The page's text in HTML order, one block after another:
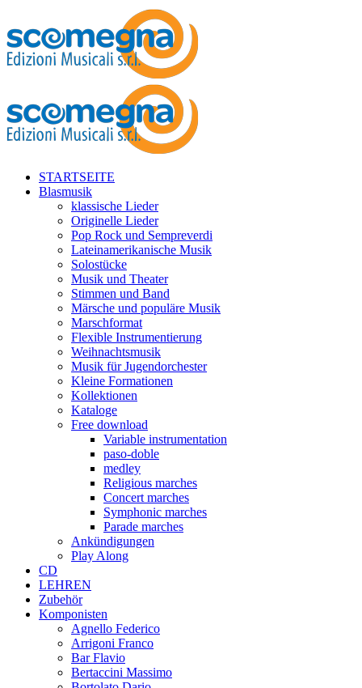
STARTSEITE
Blasmusik
klassische Lieder
Originelle Lieder
Pop Rock und Sempreverdi
Lateinamerikanische Musik
Solostücke
Musik und Theater
Stimmen und Band
Märsche und populäre Musik
Marschformat
Flexible Instrumentierung
Weihnachtsmusik
Musik für Jugendorchester
Kleine Formationen
Kollektionen
Kataloge
Free download
Variable instrumentation
paso-doble
medley
Religious marches
Concert marches
Symphonic marches
Parade marches
Ankündigungen
Play Along
CD
LEHREN
Zubehör
Komponisten
Agnello Federico
Arrigoni Franco
Bar Flavio
Bertaccini Massimo